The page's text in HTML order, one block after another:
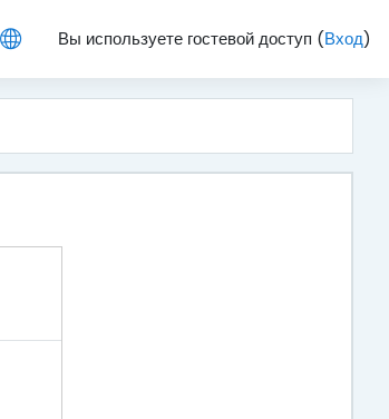
Вы используете гостевой доступ (Вход)